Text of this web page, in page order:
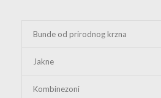
Bunde od prirodnog krzna
Jakne
Kombinezoni